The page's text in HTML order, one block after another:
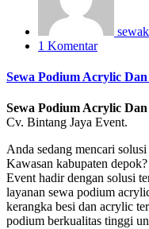
1 Komentar
Sewa Podium Acrylic
Sewa Podium Acrylic
Cv. Bintang Jaya Event.
Anda sedang mencari
Kawasan kabupaten
Event hadir dengan solusi
layanan sewa podium
kerangka besi dan acrylic
podium berkualitas tinggi